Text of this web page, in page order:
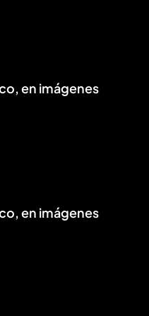
en imágenes
en imágenes